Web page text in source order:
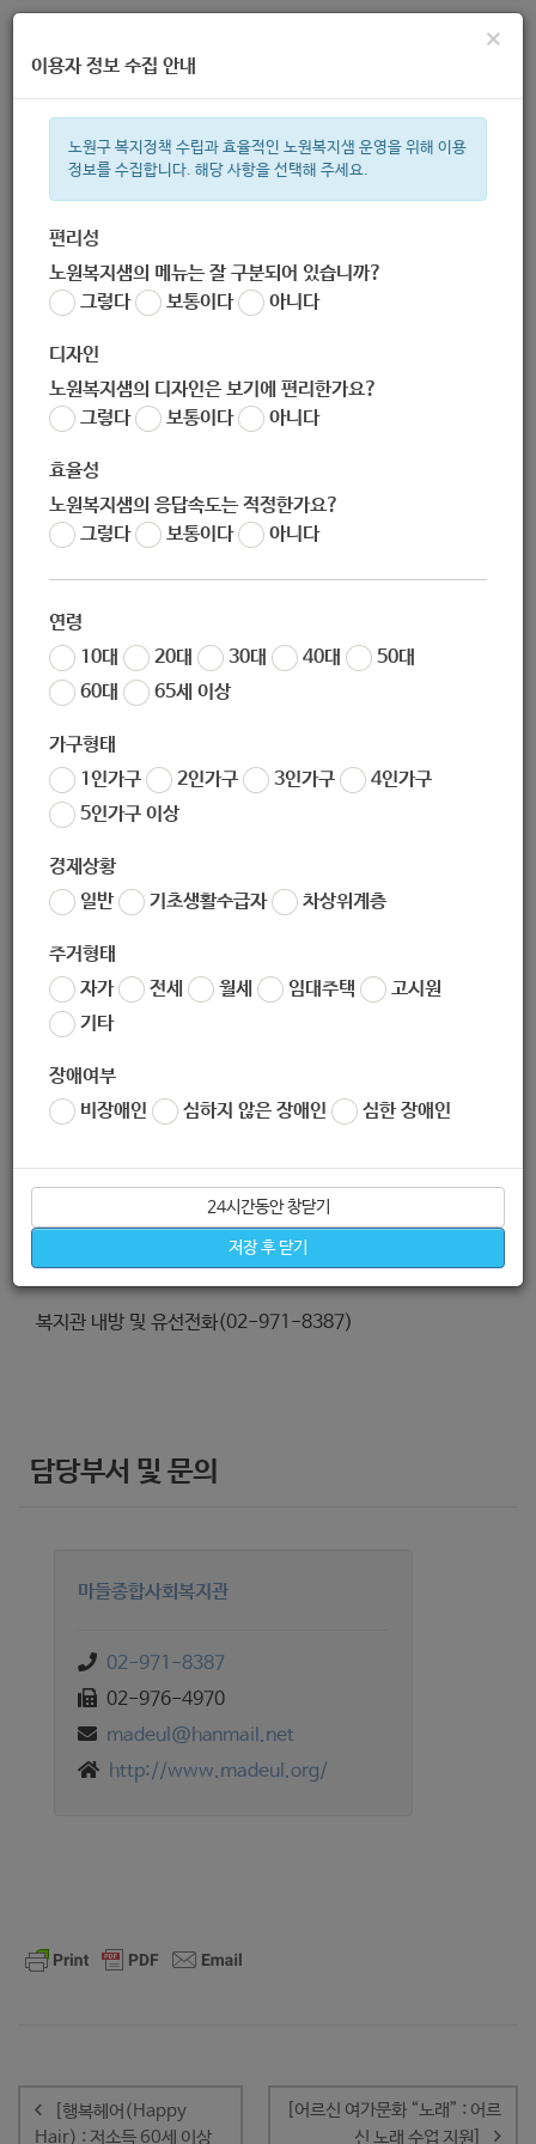
주간 인기검색어
한눈으로 보는 복지 정보
×
이용자 정보 수집 안내
노원구 복지정책 수립과 효율적인 노원복지샘 운영을 위해 이용
정보를 수집합니다. 해당 사항을 선택해 주세요.
편리성
노원복지샘의 메뉴는 잘 구분되어 있습니까?
그렇다
보통이다 아니다
디자인
노원복지샘의 디자인은 보기에 편리한가요?
그렇다
보통이다 아니다
효율성
노원복지샘의 응답속도는 적정한가요?
그렇다
보통이다 아니다
연령
10대
20대 30대 40대
50대
60대
65세 이상
가구형태
1인가구
2인가구 3인가구
4인가구
5인가구 이상
경제상황
일반
기초생활수급자 차상위계층
주거형태
자가
전세 월세 임대주택
고시원
기타
장애여부
비장애인
심하지 않은 장애인 심한 장애인
24시간동안 창닫기
저장 후 닫기
[어르신 여가문화 “난타” : 어르
신 난타 수업 지원]
지원대상
노원구 거주 60세 이상 어르신
지원내용
난타를 두드리면서 리듬감을 익히고 스트레스 해소
복지관 내방 및 유선전화(02-971-8387)
담당부서 및 문의
마들종합사회복지관
02-971-8387
02-976-4970
madeul@hanmail.net
http://www.madeul.org/
내
비
[행복헤어(Happy
Hair) : 저소득 60세 이상
[어르신 여가문화 “노래” : 어르
신 노래 수업 지원]